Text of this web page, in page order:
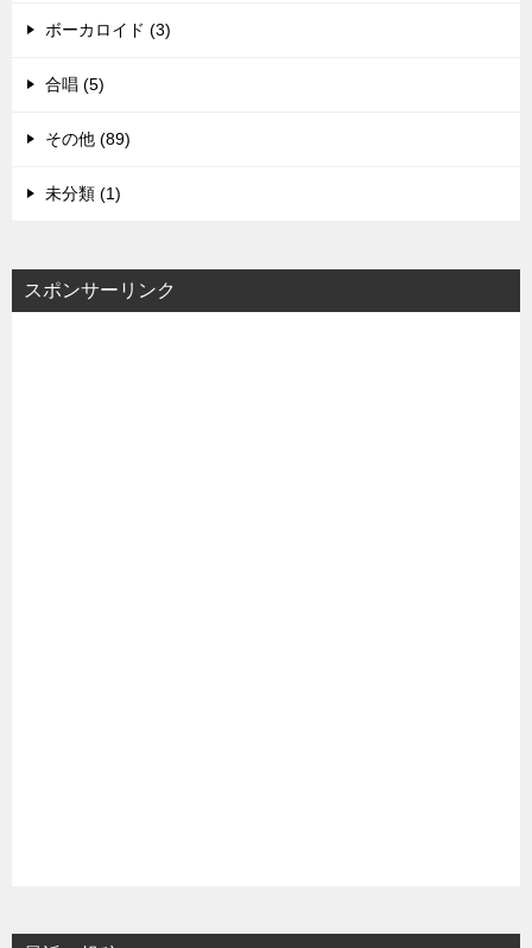
ボーカロイド (3)
合唱 (5)
その他 (89)
未分類 (1)
スポンサーリンク